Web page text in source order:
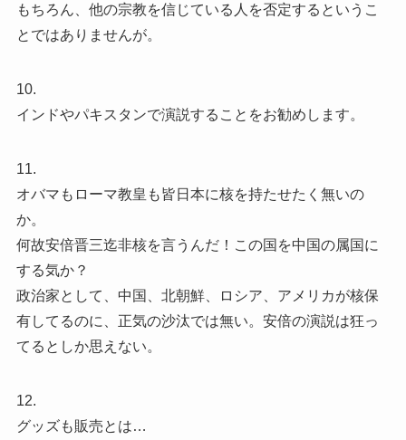
もちろん、他の宗教を信じている人を否定するというこ
とではありませんが。
10.
インドやパキスタンで演説することをお勧めします。
11.
オバマもローマ教皇も皆日本に核を持たせたく無いの
か。
何故安倍晋三迄非核を言うんだ！この国を中国の属国に
する気か？
政治家として、中国、北朝鮮、ロシア、アメリカが核保
有してるのに、正気の沙汰では無い。安倍の演説は狂っ
てるとしか思えない。
12.
グッズも販売とは…